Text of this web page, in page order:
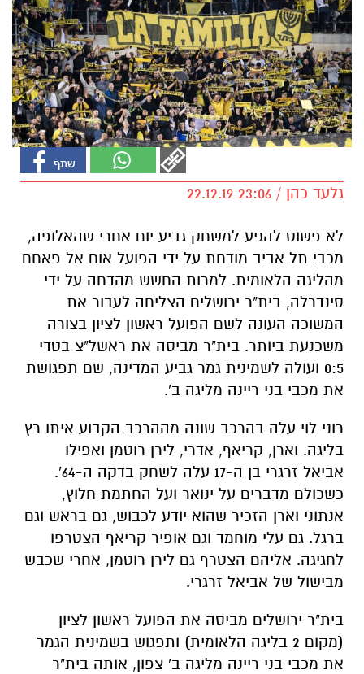
גלעד כהן / 23:06 22.12.19
לא פשוט להגיע למשחק גביע יום אחרי שהאלופה,
מכבי תל אביב מודחת על ידי הפועל אום אל פאחם
מהליגה הלאומית. למרות החשש מהדחה על ידי
סינדרלה, בית"ר ירושלים הצליחה לעבור את
המשוכה העונה לשם הפועל ראשון לציון בצורה
משכנעת ביותר. בית"ר מביסה את ראשל"צ בטדי
0:5 ועולה לשמינית גמר גביע המדינה, שם תפגושת
את מכבי בני ריינה מליגה ב'.
רוני לוי עלה בהרכב שונה מההרכב הקבוע איתו רץ
בליגה. וארן, קריאף, אדרי, לירן רוטמן ואפילו
אביאל זרגרי בן ה-17 עלה לשחק בדקה ה-64'.
כשכולם מדברים על ינואר ועל החתמת חלוץ,
אנתוני וארן הזכיר שהוא יודע לכבוש, גם בראש וגם
ברגל. גם עלי מוחמד וגם אופיר קריאף הצטרפו
לחגיגה. אליהם הצטרף גם לירן רוטמן, אחרי שכבש
מבישול של אביאל זרגרי.
בית"ר ירושלים מביסה את הפועל ראשון לציון
(מקום 2 בליגה הלאומית) ותפגוש בשמינית הגמר
את מכבי בני ריינה מליגה ב' צפון, אותה בית"ר